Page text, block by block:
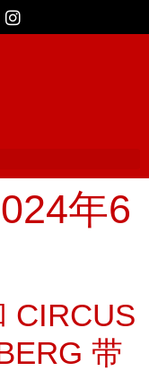
年6
CIRCUS
带